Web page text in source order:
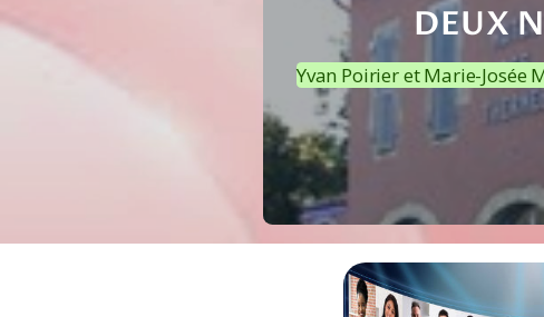
DEUX
Yvan Poirier et Marie-